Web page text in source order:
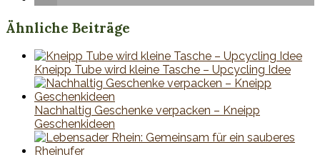
Ähnliche Beiträge
Kneipp Tube wird kleine Tasche – Upcycling Idee
Nachhaltig Geschenke verpacken – Kneipp
Geschenkideen